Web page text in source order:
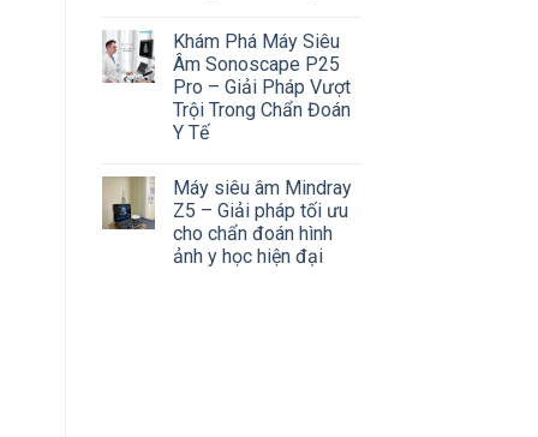
Khám Phá Máy Siêu
Âm Sonoscape P25
Pro – Giải Pháp Vượt
Trội Trong Chẩn Đoán
Y Tế
Máy siêu âm Mindray
Z5 – Giải pháp tối ưu
cho chẩn đoán hình
ảnh y học hiện đại